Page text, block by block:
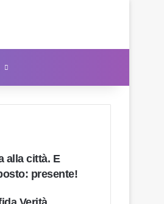
alla città. E
presente!